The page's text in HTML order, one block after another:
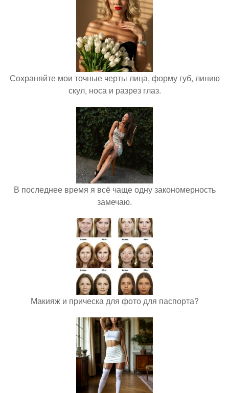
Сохраняйте мои точные черты лица, форму губ, линию
скул, носа и разрез глаз.
В последнее время я всё чаще одну закономерность
замечаю.
Макияж и прическа для фото для паспорта?